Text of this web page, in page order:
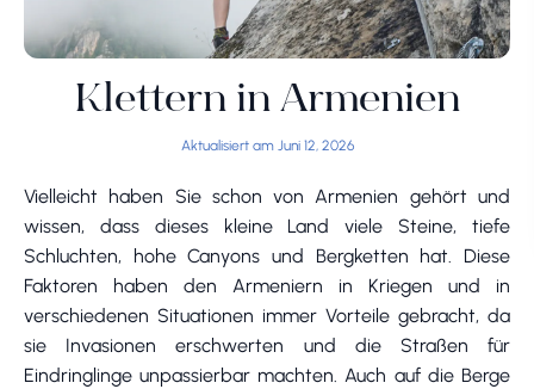
Klettern in Armenien
Aktualisiert am Juni 12, 2026
Vielleicht haben Sie schon von Armenien gehört und
wissen, dass dieses kleine Land viele Steine, tiefe
Schluchten, hohe Canyons und Bergketten hat. Diese
Faktoren haben den Armeniern in Kriegen und in
verschiedenen Situationen immer Vorteile gebracht, da
sie Invasionen erschwerten und die Straßen für
Eindringlinge unpassierbar machten. Auch auf die Berge